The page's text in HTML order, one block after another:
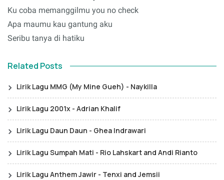
Ku coba memanggilmu you no check
Apa maumu kau gantung aku
Seribu tanya di hatiku
Related Posts
Lirik Lagu MMG (My Mine Gueh) - Naykilla
Lirik Lagu 2001x - Adrian Khalif
Lirik Lagu Daun Daun - Ghea Indrawari
Lirik Lagu Sumpah Mati - Rio Lahskart and Andi Rianto
Lirik Lagu Anthem Jawir - Tenxi and Jemsii